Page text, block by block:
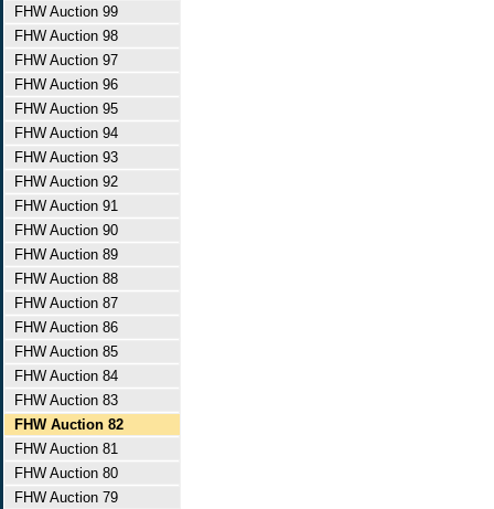
FHW Auction 99
FHW Auction 98
FHW Auction 97
FHW Auction 96
FHW Auction 95
FHW Auction 94
FHW Auction 93
FHW Auction 92
FHW Auction 91
FHW Auction 90
FHW Auction 89
FHW Auction 88
FHW Auction 87
FHW Auction 86
FHW Auction 85
FHW Auction 84
FHW Auction 83
FHW Auction 82
FHW Auction 81
FHW Auction 80
FHW Auction 79